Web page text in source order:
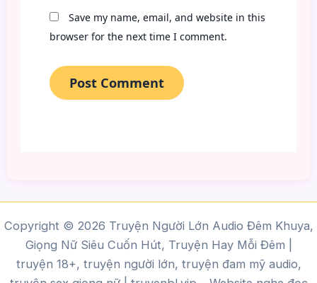
Save my name, email, and website in this
browser for the next time I comment.
Copyright © 2026 Truyện Người Lớn Audio Đêm Khuya,
Giọng Nữ Siêu Cuốn Hút, Truyện Hay Mỗi Đêm |
truyện 18+, truyện người lớn, truyện đam mỹ audio,